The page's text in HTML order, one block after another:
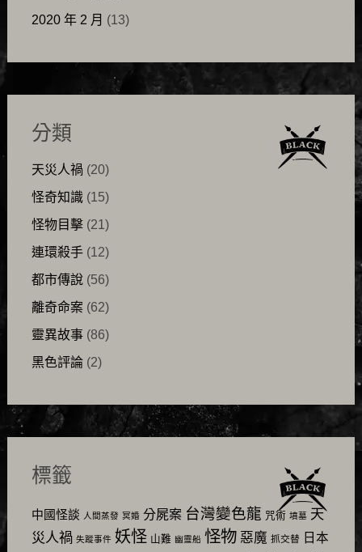
2020 年 2 月 (13)
分類
天災人禍 (20)
怪奇知識(15)
怪物目擊(21)
連環殺手(12)
都市傳說(56)
離奇命案(62)
靈異故事(86)
黑色評論(2)
標籤
中國怪談 人間蒸發 冥婚 分屍案 台灣變色龍 咒術 墳墓 天
災人禍 失蹤事件 妖怪 山難 幽靈船 怪物 惡魔 抓交替 日本